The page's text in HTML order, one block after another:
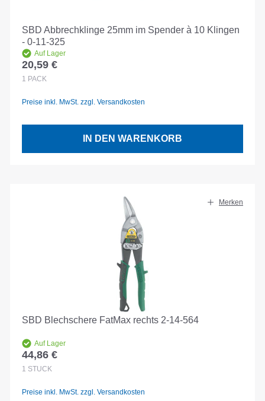
SBD Abbrechklinge 25mm im Spender à 10 Klingen
- 0-11-325
Auf Lager
Regulärer Preis:
20,59 €
1 PACK
Preise inkl. MwSt. zzgl. Versandkosten
IN DEN WARENKORB
Merken
SBD Blechschere FatMax rechts 2-14-564
Auf Lager
Regulärer Preis:
44,86 €
1 STÜCK
Preise inkl. MwSt. zzgl. Versandkosten